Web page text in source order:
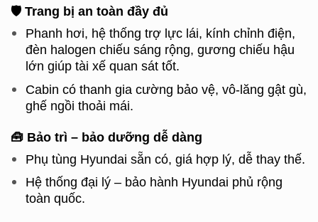
🛡 Trang bị an toàn đầy đủ
Phanh hơi, hệ thống trợ lực lái, kính chỉnh điện,
đèn halogen chiếu sáng rộng, gương chiếu hậu
lớn giúp tài xế quan sát tốt.
Cabin có thanh gia cường bảo vệ, vô-lăng gật gù,
ghế ngồi thoải mái.
🧰 Bảo trì – bảo dưỡng dễ dàng
Phụ tùng Hyundai sẵn có, giá hợp lý, dễ thay thế.
Hệ thống đại lý – bảo hành Hyundai phủ rộng
toàn quốc.